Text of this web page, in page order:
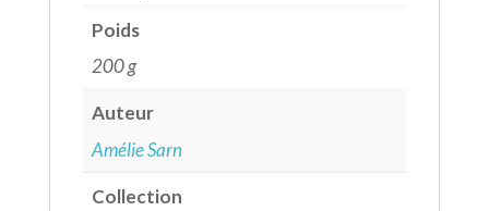
Poids
200 g
Auteur
Amélie Sarn
Collection